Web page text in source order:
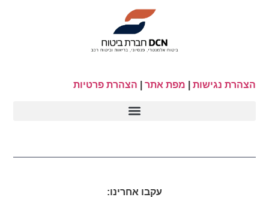
הצהרת נגישות מפת אתר הצהרת פרטיות
עקבו אחרינו: